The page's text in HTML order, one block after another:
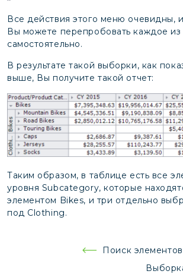
Все действия этого меню очевидны,
Вы можете перепробовать каждое из
самостоятельно.
В результате такой выборки, как
выше, Вы получите такой отчет:
Таким образом, в таблице есть все
уровня Subcategory, которые
элементом Bikes, и три отдельно
под Clothing.
Навигация
Поиск элементов